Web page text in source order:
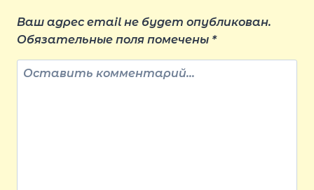
Ваш адрес email не будет опубликован.
Обязательные поля помечены *